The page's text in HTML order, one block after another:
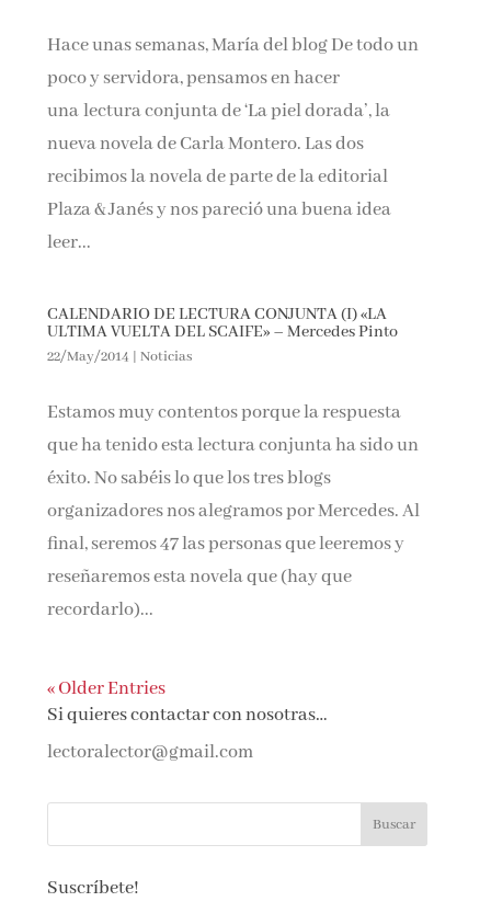
Hace unas semanas, María del blog De todo un
poco y servidora, pensamos en hacer
una lectura conjunta de ‘La piel dorada’, la
nueva novela de Carla Montero. Las dos
recibimos la novela de parte de la editorial
Plaza & Janés y nos pareció una buena idea
leer...
CALENDARIO DE LECTURA CONJUNTA (I) «LA
ULTIMA VUELTA DEL SCAIFE» – Mercedes Pinto
22/May/2014 |Noticias
Estamos muy contentos porque la respuesta
que ha tenido esta lectura conjunta ha sido un
éxito. No sabéis lo que los tres blogs
organizadores nos alegramos por Mercedes. Al
final, seremos 47 las personas que leeremos y
reseñaremos esta novela que (hay que
recordarlo)...
« Older Entries
Si quieres contactar con nosotras…
lectoralector@gmail.com
Suscríbete!